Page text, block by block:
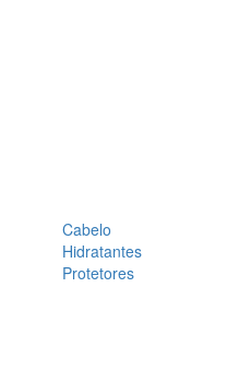
Cabelo
Hidratantes
Protetores